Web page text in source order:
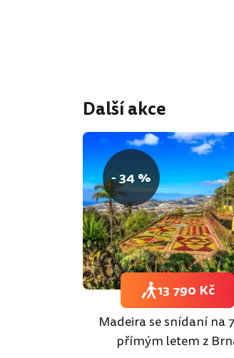
Další akce
- 34 %
Madeira se snídaní na
přímým letem z
13 790 Kč